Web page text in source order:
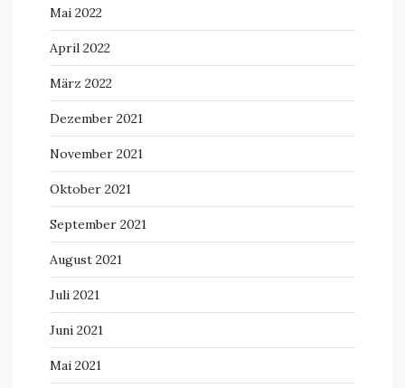
Mai 2022
April 2022
März 2022
Dezember 2021
November 2021
Oktober 2021
September 2021
August 2021
Juli 2021
Juni 2021
Mai 2021